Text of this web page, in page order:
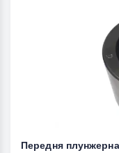
Передня